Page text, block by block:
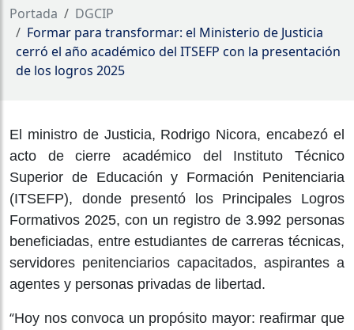
Portada
DGCIP
Formar para transformar: el Ministerio de Justicia
cerró el año académico del ITSEFP con la presentación
de los logros 2025
El ministro de Justicia, Rodrigo Nicora, encabezó el
acto de cierre académico del Instituto Técnico
Superior de Educación y Formación Penitenciaria
(ITSEFP), donde presentó los Principales Logros
Formativos 2025, con un registro de 3.992 personas
beneficiadas, entre estudiantes de carreras técnicas,
servidores penitenciarios capacitados, aspirantes a
agentes y personas privadas de libertad.
“Hoy nos convoca un propósito mayor: reafirmar que